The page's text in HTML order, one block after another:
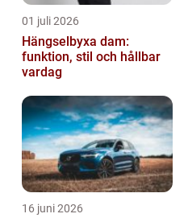
01 juli 2026
Hängselbyxa dam:
funktion, stil och hållbar
vardag
16 juni 2026